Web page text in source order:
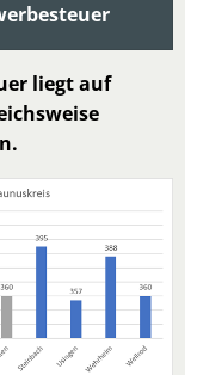
liegt auf